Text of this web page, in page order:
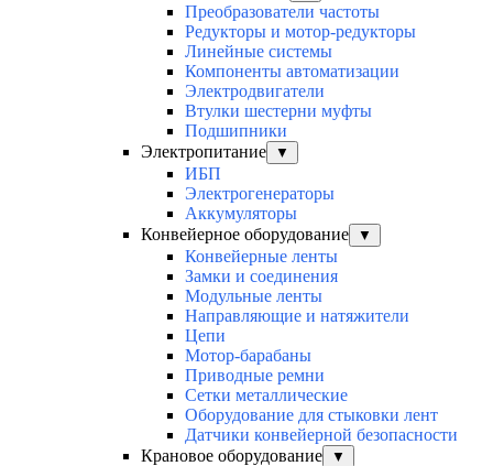
Преобразователи частоты
Редукторы и мотор-редукторы
Линейные системы
Компоненты автоматизации
Электродвигатели
Втулки шестерни муфты
Подшипники
Электропитание
▼
ИБП
Электрогенераторы
Аккумуляторы
Конвейерное оборудование
▼
Конвейерные ленты
Замки и соединения
Модульные ленты
Направляющие и натяжители
Цепи
Мотор-барабаны
Приводные ремни
Сетки металлические
Оборудование для стыковки лент
Датчики конвейерной безопасности
Крановое оборудование
▼